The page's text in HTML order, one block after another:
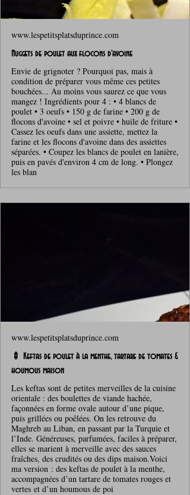
www.lespetitsplatsduprince.com
Nuggets de poulet aux flocons d'avoine
Envie de grignoter ? Pourquoi pas, mais à
condition de préparer vous même ces petites
bouchées... Au moins vous saurez ce que vous
mangez ! Ingrédients pour 4 : • 4 blancs de
poulet • 3 oeufs • 150 g de farine • 200 g de
flocons d'avoine • sel et poivre • huile de friture •
Cassez les oeufs dans une assiette, mettez la
farine et les flocons d'avoine dans des assiettes
séparées. • Coupez les blancs de poulet en lanière,
puis en pavés d'environ 4 cm de long. • Plongez
les blan
www.lespetitsplatsduprince.com
🍢 Keftas de poulet à la menthe, tartare de tomates &
houmous maison
Les keftas sont de petites merveilles de la cuisine
orientale : des boulettes de viande hachée,
façonnées en forme ovale autour d’une pique,
puis grillées ou poêlées. On les retrouve du
Maghreb au Liban, en passant par la Turquie et
l’Inde. Généreuses, parfumées, faciles à préparer,
elles se marient à merveille avec des sauces
fraîches, des crudités ou des dips maison.Voici
ma version : des keftas de poulet à la menthe,
accompagnées d’un tartare de tomates rouges et
vertes et d’un houmous de poi